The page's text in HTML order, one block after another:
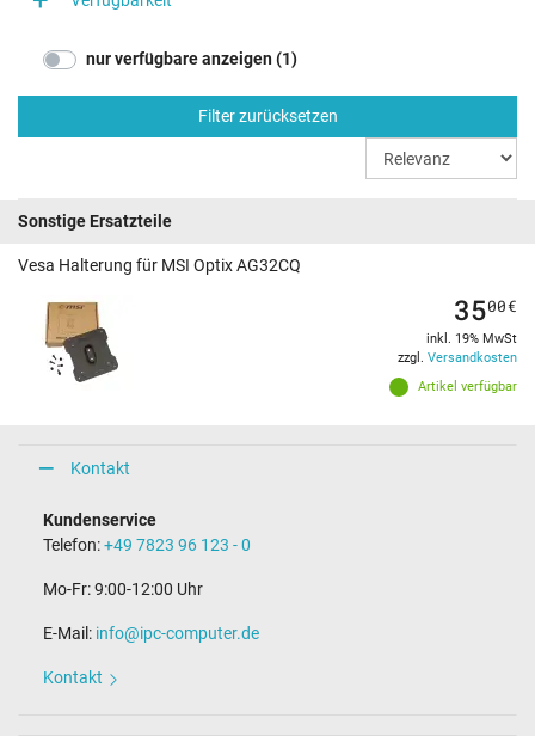
nur verfügbare anzeigen (1)
Filter zurücksetzen
Sonstige Ersatzteile
Vesa Halterung für MSI Optix AG32CQ
Artikel verfügbar
3500€
inkl. 19% MwSt
zzgl. Versandkosten
Kontakt
Kundenservice
Telefon:+49 7823 96 123 - 0
Mo-Fr: 9:00-12:00 Uhr
E-Mail: info@ipc-computer.de
Kontakt